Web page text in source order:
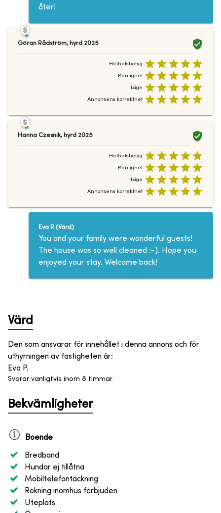
åter!
Göran Rådström, hyrd 2025
Helhetsbetyg
Renlighet
Läge
Annonsens korrekthet
Hanna Czesnik, hyrd 2025
Helhetsbetyg
Renlighet
Läge
Annonsens korrekthet
Eva P.(Värd )
You and your family were wonderful guests!
The house was so well cleaned :-). Hope you
enjoyed your stay. Welcome back!
Värd
Den som ansvarar för innehållet i denna annons och för
uthyrningen av fastigheten är:
Eva P.
Svarar vanligtvis inom 8 timmar
Bekvämligheter
Boende
Bredband
Hundar ej tillåtna
Mobiltelefontäckning
Rökning inomhus förbjuden
Uteplats